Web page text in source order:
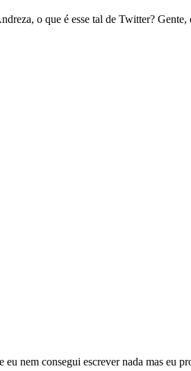
o que é esse tal de Twitter?
nem consegui escrever nada mas eu